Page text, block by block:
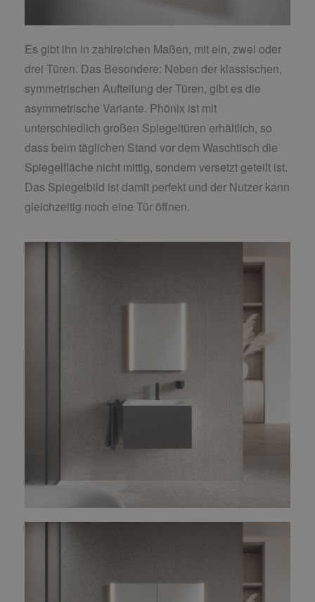
Es gibt ihn in zahlreichen Maßen, mit ein, zwei oder
drei Türen. Das Besondere: Neben der klassischen,
symmetrischen Aufteilung der Türen, gibt es die
asymmetrische Variante. Phönix ist mit
unterschiedlich großen Spiegeltüren erhältlich, so
dass beim täglichen Stand vor dem Waschtisch die
Spiegelfläche nicht mittig, sondern versetzt geteilt ist.
Das Spiegelbild ist damit perfekt und der Nutzer kann
gleichzeitig noch eine Tür öffnen.